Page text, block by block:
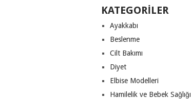
KATEGORILER
Ayakkabı
Beslenme
Cilt Bakımı
Diyet
Elbise Modelleri
Hamilelik ve Bebek Sağlığı